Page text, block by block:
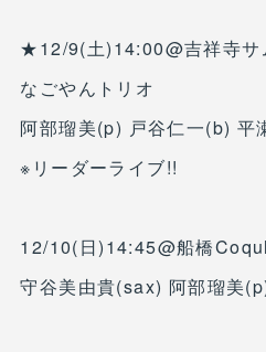
★12/9(土)14:00@吉祥寺サ
なごやんトリオ
阿部瑠美(p) 戸谷仁一(b) 平
※リーダーライブ!!
12/10(日)14:45@船橋
守谷美由貴(sax) 阿部瑠美